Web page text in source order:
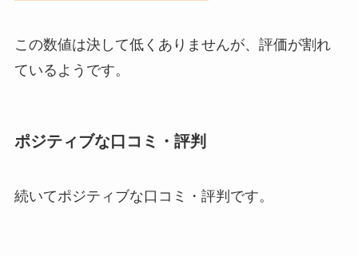
この数値は決して低くありませんが、評価が割れ
ているようです。
ポジティブな口コミ・評判
続いてポジティブな口コミ・評判です。